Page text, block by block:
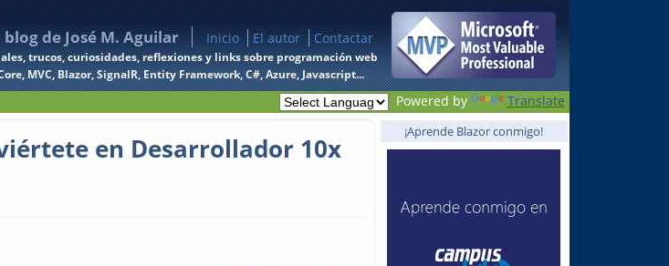
blog de José M. Aguilar Inicio El autor Contactar
trucos, curiosidades, reflexiones y links sobre programación web
MVC, Blazor, SignalR, Entity Framework, C#, Azure, Javascript...
Powered by Translate
en Desarrollador 10x
¡Aprende Blazor conmigo!